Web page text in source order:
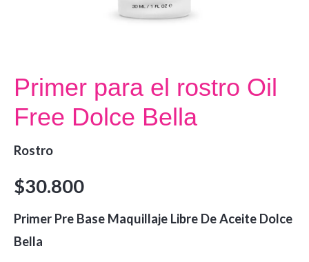
Primer para el rostro Oil
Free Dolce Bella
Rostro
$30.800
Primer Pre Base Maquillaje Libre De Aceite Dolce
Bella